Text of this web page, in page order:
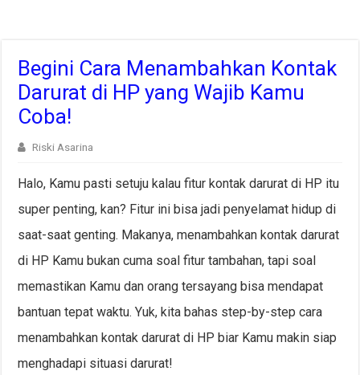
Begini Cara Menambahkan Kontak
Darurat di HP yang Wajib Kamu
Coba!
Riski Asarina
Halo, Kamu pasti setuju kalau fitur kontak darurat di HP itu
super penting, kan? Fitur ini bisa jadi penyelamat hidup di
saat-saat genting. Makanya, menambahkan kontak darurat
di HP Kamu bukan cuma soal fitur tambahan, tapi soal
memastikan Kamu dan orang tersayang bisa mendapat
bantuan tepat waktu. Yuk, kita bahas step-by-step cara
menambahkan kontak darurat di HP biar Kamu makin siap
menghadapi situasi darurat!